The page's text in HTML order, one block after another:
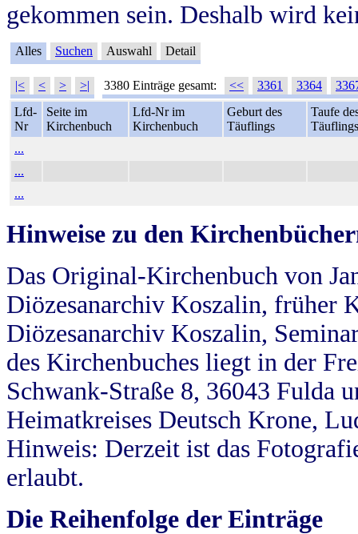
gekommen sein. Deshalb wird
Alles Suchen Auswahl Detail
|< < > >| 3380 Einträge gesamt: << 3361 3364
Lfd-
Nr
Seite im
Kirchenbuch
Lfd-Nr im
Kirchenbuch
Geburt des
Täuflings
Taufe
Täuflings
...
...
...
Hinweise zu den
Das Original-Kirchenbuch von
Diözesanarchiv Koszalin, früher
Diözesanarchiv Koszalin,
des Kirchenbuches liegt in der
Schwank-Straße 8, 36043 Fulda
Heimatkreises Deutsch Krone,
Hinweis: Derzeit ist das
erlaubt.
Die Reihenfolge der Einträge